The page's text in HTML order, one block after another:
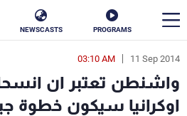
PROGRAMS
NEWSCASTS
11 Sep 2014
03:10 AM
واشنطن تعتبر ان
اوكرانيا سيكون خطوة
en
الأخبار